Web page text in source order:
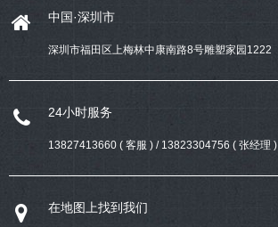
中国·深圳市
深圳市福田区上梅林中康南路8号雕塑家园1222
24小时服务
13827413660 ( 客服 ) / 13823304756 ( 张经理 )
在地图上找到我们